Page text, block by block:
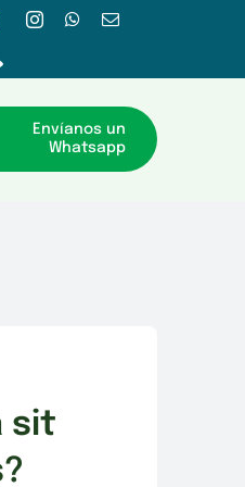
Envíanos un
Whatsapp
sit